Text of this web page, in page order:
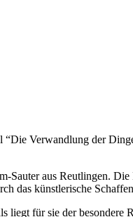
Verwandlung der
Sauter aus Reutlingen.
das künstlerische
liegt für sie der besondere